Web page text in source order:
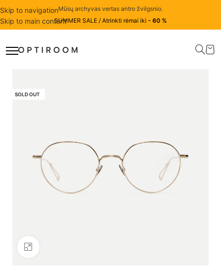
Skip to navigation
Skip to main content
Mūsų archyvas vertas antro žvilgsnio.
SUMMER SALE / Atrinkti rėmai iki - 60 %
SOLD OUT